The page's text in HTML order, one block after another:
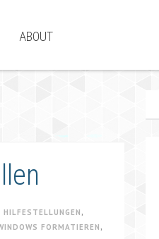
ABOUT
,
FORMATIEREN ,